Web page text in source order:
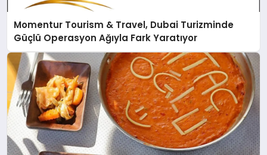
Momentur Tourism & Travel, Dubai Turizminde
Güçlü Operasyon Ağıyla Fark Yaratıyor